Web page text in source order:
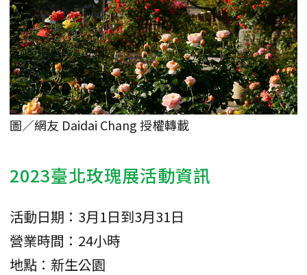
圖／網友 Daidai Chang 授權轉載
2023臺北玫瑰展活動資訊
活動日期：3月1日到3月31日
營業時間：24小時
地點：新生公園